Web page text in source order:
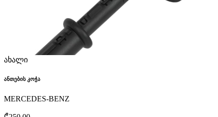
ახალი
ანთების კოჭა
MERCEDES-BENZ